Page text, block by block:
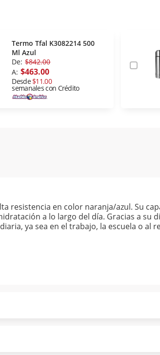
Termo Tfal K3082214 500
Ml Azul
De: $842.00
A: $463.00
Desde$11.00
semanales con Crédito
resistencia en color naranja/azul. Su
a lo largo del día. Gracias a su
ya sea en el trabajo, la escuela o al